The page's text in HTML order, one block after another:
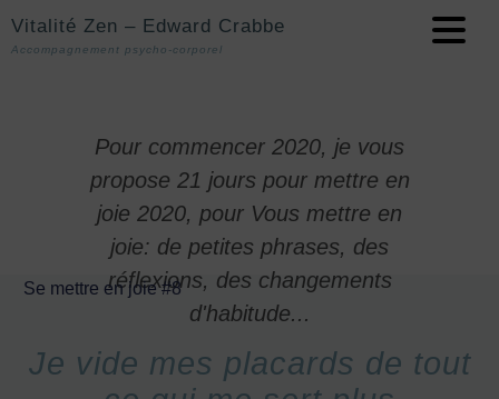
Vitalité Zen – Edward Crabbe
Accompagnement psycho-corporel
Pour commencer 2020, je vous
propose 21 jours pour mettre en
joie 2020, pour Vous mettre en
joie: de petites phrases, des
réflexions, des changements
d'habitude...
Se mettre en joie #8
Je vide mes placards de tout